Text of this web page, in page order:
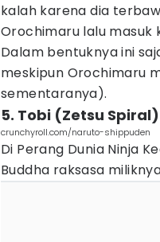
kalah karena dia
Orochimaru lalu
Dalam bentuknya ini
meskipun Orochimaru
sementaranya).
5. Tobi (Zetsu Spiral)
crunchyroll.com/naruto-shippuden
Di Perang Dunia Ninja
Buddha raksasa